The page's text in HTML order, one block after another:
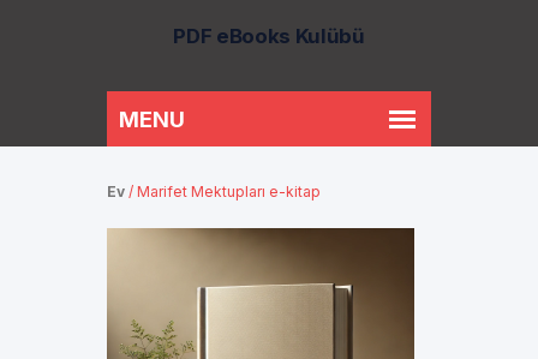
PDF eBooks Kulübü
Ev / Marifet Mektupları e-kitap